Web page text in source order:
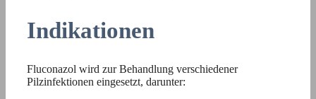
Indikationen
Fluconazol wird zur Behandlung verschiedener
Pilzinfektionen eingesetzt, darunter: